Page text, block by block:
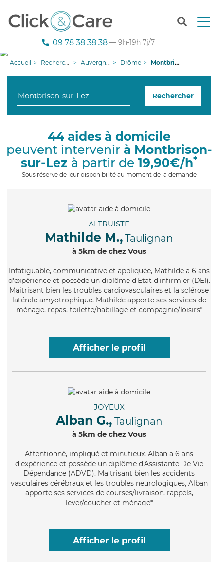
T
n
g
i
09 78 38 38 38 — 9h-19h 7j/7
Accueil Recherche aide à domicile Auvergne-Rhône-Alpes Drôme Montbrison-sur-Lez
Rechercher
44 aides à domicile
peuvent intervenir à Montbrison-
sur-Lez à partir de 19,90€/h*
Sous réserve de leur disponibilité au moment de la demande
ALTRUISTE
Mathilde M., Taulignan
à 5km de chez Vous
Infatiguable, communicative et appliquée, Mathilde a 6 ans
d'expérience et possède un diplôme d'Etat d'infirmier (DEI).
Maitrisant bien les troubles cardiovasculaires et la sclérose
latérale amyotrophique, Mathilde apporte ses services de
ménage, repas, toilette/habillage et compagnie/loisirs*
Afficher le profil
JOYEUX
Alban G., Taulignan
à 5km de chez Vous
Attentionné, impliqué et minutieux, Alban a 6 ans
d'expérience et possède un diplôme d'Assistante De Vie
Dépendance (ADVD). Maitrisant bien les accidents
vasculaires cérébraux et les troubles neurologiques, Alban
apporte ses services de courses/livraison, rappels,
lever/coucher et ménage*
Afficher le profil